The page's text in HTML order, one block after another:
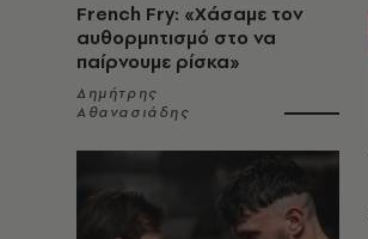
French Fry: «Χάσαμε τον
αυθορμητισμό στο να
παίρνουμε ρίσκα»
Δημήτρης
Αθανασιάδης